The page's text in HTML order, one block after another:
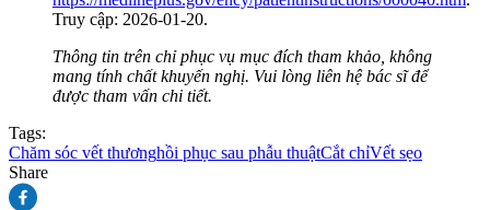
Truy cập: 2026-01-20.
Thông tin trên chỉ phục vụ mục đích tham khảo, không
mang tính chất khuyến nghị. Vui lòng liên hệ bác sĩ để
được tham vấn chi tiết.
Tags:
Chăm sóc vết thươnghồi phục sau phẫu thuậtCắt chỉVết sẹo
Share